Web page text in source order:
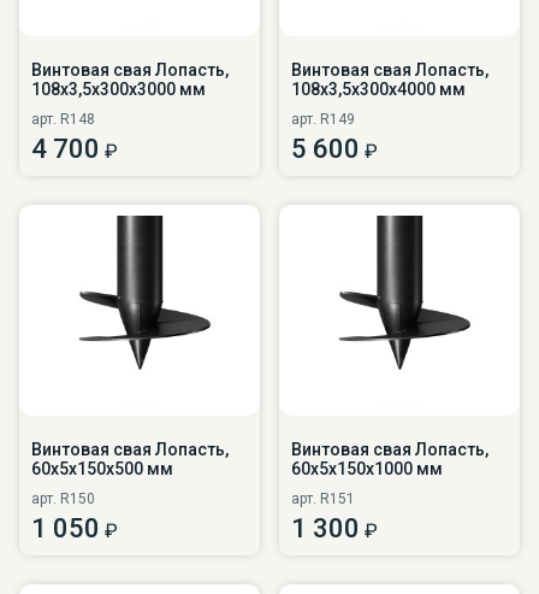
Винтовая свая Лопасть,
108х3,5х300х3000 мм
арт. R148
4 700 ₽
Винтовая свая Лопасть,
108х3,5х300х4000 мм
арт. R149
5 600 ₽
Винтовая свая Лопасть,
60х5х150х500 мм
арт. R150
1 050 ₽
Винтовая свая Лопасть,
60х5х150х1000 мм
арт. R151
1 300 ₽